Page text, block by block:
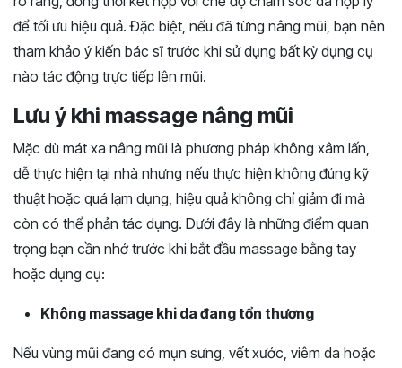
để tối ưu hiệu quả. Đặc biệt, nếu đã từng nâng mũi, bạn nên
tham khảo ý kiến bác sĩ trước khi sử dụng bất kỳ dụng cụ
nào tác động trực tiếp lên mũi.
Lưu ý khi massage nâng mũi
Mặc dù mát xa nâng mũi là phương pháp không xâm lấn,
dễ thực hiện tại nhà nhưng nếu thực hiện không đúng kỹ
thuật hoặc quá lạm dụng, hiệu quả không chỉ giảm đi mà
còn có thể phản tác dụng. Dưới đây là những điểm quan
trọng bạn cần nhớ trước khi bắt đầu massage bằng tay
hoặc dụng cụ:
Không massage khi da đang tổn thương
Nếu vùng mũi đang có mụn sưng, vết xước, viêm da hoặc